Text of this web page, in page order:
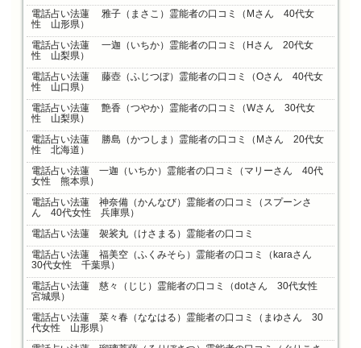
電話占い法蓮 雅子（まさこ）霊能者の口コミ（Mさん 40代女
性 山形県）
電話占い法蓮 一迦（いちか）霊能者の口コミ（Hさん 20代女
性 山梨県）
電話占い法蓮 藤壺（ふじつぼ）霊能者の口コミ（Oさん 40代女
性 山口県）
電話占い法蓮 艶香（つやか）霊能者の口コミ（Wさん 30代女
性 山梨県）
電話占い法蓮 勝島（かつしま）霊能者の口コミ（Mさん 20代女
性 北海道）
電話占い法蓮 一迦（いちか）霊能者の口コミ（マリーさん 40代
女性 熊本県）
電話占い法蓮 神奈備（かんなび）霊能者の口コミ（スプーンさ
ん 40代女性 兵庫県）
電話占い法蓮 袈裟丸（けさまる）霊能者の口コミ
電話占い法蓮 福美空（ふくみそら）霊能者の口コミ（karaさん
30代女性 千葉県）
電話占い法蓮 慈々（じじ）霊能者の口コミ（dotさん 30代女性
宮城県）
電話占い法蓮 菜々春（ななはる）霊能者の口コミ（まゆさん 30
代女性 山形県）